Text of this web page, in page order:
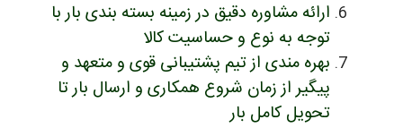
ارائه مشاوره دقیق در زمینه بسته بندی بار با
توجه به نوع و حساسیت کالا
بهره مندی از تیم پشتیبانی قوی و متعهد و
پیگیر از زمان شروع همکاری و ارسال بار تا
تحویل کامل بار